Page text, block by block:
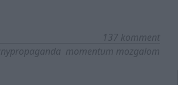
137 komment
momentum mozgalom